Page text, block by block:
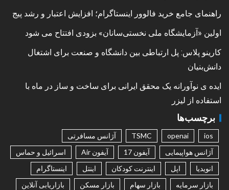
راهنمای جامع خرید فالوور اینستاگرام؛ افزایش اعتبار و رشد پیج
اولین «آزمایشگاه ملی نخستی‌سانان» بزودی افتتاح می شود
کارینو پلاس: پل ارتباطی بین دانشگاه و صنعت برای اشتغال
دانش‌بنیان
ایده ی نوآورانه یک محقق ایرانی برای ساخت و ساز در ماه با
استفاده از لیزر
برچسب‌ها
ios
openai
TSMC
آژانس مسافرتی
آژانس هواپیمایی
آیفون 17 آیفون Air
اسرائیل و حماس
انویدیا
اپل اینترنت کودکان اینتل
اینستاگرام
بازار سرمایه
بازار سهام بازار مسکن
بازاریابی آنلاین